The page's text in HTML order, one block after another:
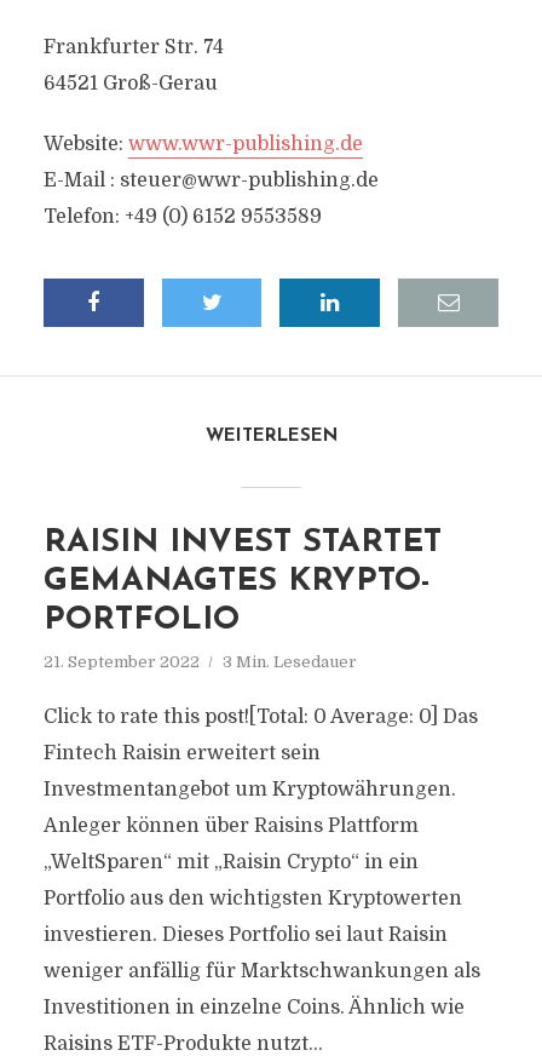
Frankfurter Str. 74
64521 Groß-Gerau
Website: www.wwr-publishing.de
E-Mail : steuer@wwr-publishing.de
Telefon: +49 (0) 6152 9553589
WEITERLESEN
RAISIN INVEST STARTET
GEMANAGTES KRYPTO-
PORTFOLIO
21. September 2022 3 Min. Lesedauer
Click to rate this post![Total: 0 Average: 0] Das
Fintech Raisin erweitert sein
Investmentangebot um Kryptowährungen.
Anleger können über Raisins Plattform
„WeltSparen“ mit „Raisin Crypto“ in ein
Portfolio aus den wichtigsten Kryptowerten
investieren. Dieses Portfolio sei laut Raisin
weniger anfällig für Marktschwankungen als
Investitionen in einzelne Coins. Ähnlich wie
Raisins ETF-Produkte nutzt...